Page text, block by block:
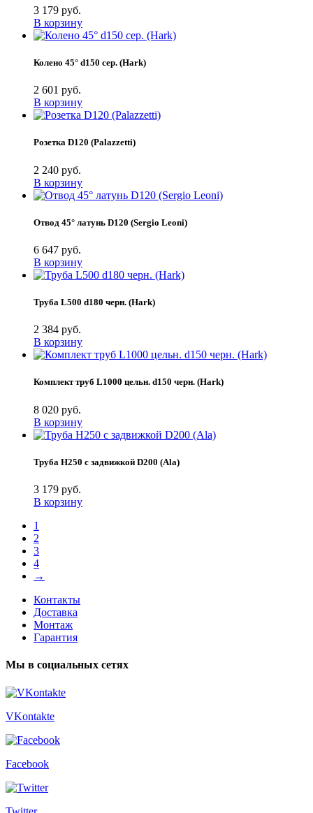
3 179 руб.
В корзину
Колено 45° d150 сер. (Hark)
2 601 руб.
В корзину
Розетка D120 (Palazzetti)
2 240 руб.
В корзину
Отвод 45° латунь D120 (Sergio Leoni)
6 647 руб.
В корзину
Труба L500 d180 черн. (Hark)
2 384 руб.
В корзину
Комплект труб L1000 цельн. d150 черн. (Hark)
8 020 руб.
В корзину
Труба H250 с задвижкой D200 (Ala)
3 179 руб.
В корзину
1
2
3
4
→
Контакты
Доставка
Монтаж
Гарантия
Мы в социальных сетях
VKontakte
Facebook